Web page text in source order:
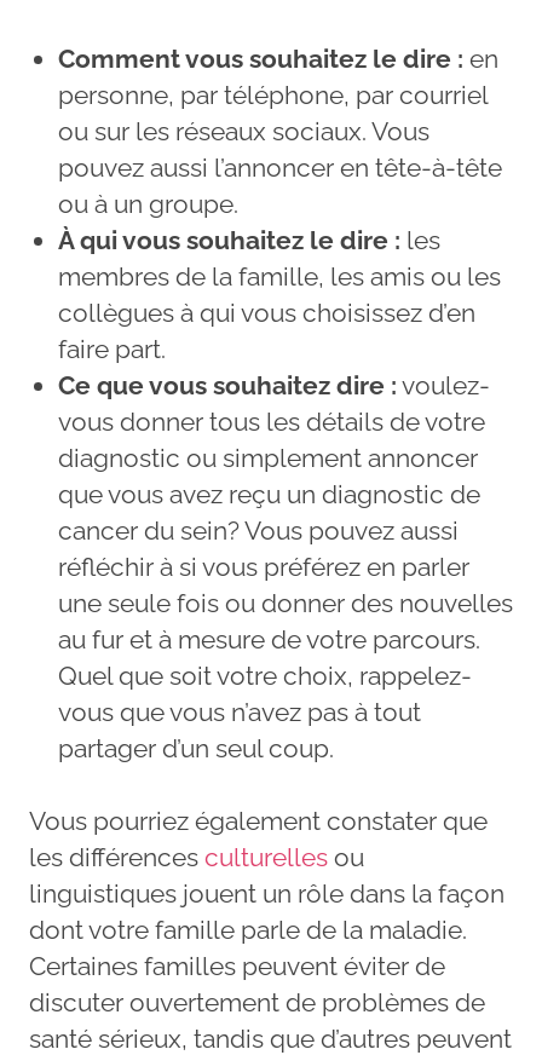
Comment vous souhaitez le dire : en
personne, par téléphone, par courriel
ou sur les réseaux sociaux. Vous
pouvez aussi l’annoncer en tête-à-tête
ou à un groupe.
À qui vous souhaitez le dire : les
membres de la famille, les amis ou les
collègues à qui vous choisissez d’en
faire part.
Ce que vous souhaitez dire : voulez-
vous donner tous les détails de votre
diagnostic ou simplement annoncer
que vous avez reçu un diagnostic de
cancer du sein? Vous pouvez aussi
réfléchir à si vous préférez en parler
une seule fois ou donner des nouvelles
au fur et à mesure de votre parcours.
Quel que soit votre choix, rappelez-
vous que vous n’avez pas à tout
partager d’un seul coup.
Vous pourriez également constater que
les différences culturelles ou
linguistiques jouent un rôle dans la façon
dont votre famille parle de la maladie.
Certaines familles peuvent éviter de
discuter ouvertement de problèmes de
santé sérieux, tandis que d’autres peuvent